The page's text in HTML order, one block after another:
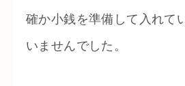
確か小銭を準備して入れて
いませんでした。